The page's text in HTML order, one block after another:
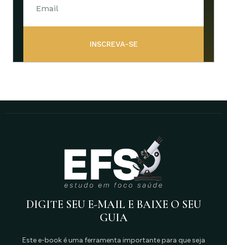
INSCREVA-SE
DIGITE SEU E-MAIL E BAIXE O SEU
GUIA
Este e-book é uma ferramenta importante para que seja